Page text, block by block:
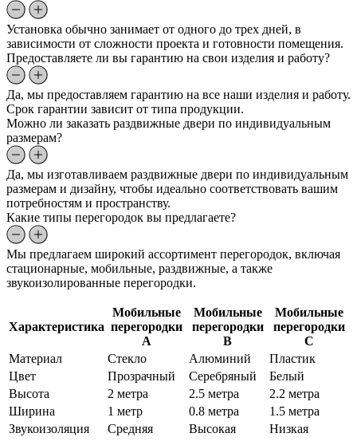
Установка обычно занимает от одного до трех дней, в
зависимости от сложности проекта и готовности помещения.
Предоставляете ли вы гарантию на свои изделия и работу?
Да, мы предоставляем гарантию на все наши изделия и работу.
Срок гарантии зависит от типа продукции.
Можно ли заказать раздвижные двери по индивидуальным
размерам?
Да, мы изготавливаем раздвижные двери по индивидуальным
размерам и дизайну, чтобы идеально соответствовать вашим
потребностям и пространству.
Какие типы перегородок вы предлагаете?
Мы предлагаем широкий ассортимент перегородок, включая
стационарные, мобильные, раздвижные, а также
звукоизолированные перегородки.
Характеристика
Мобильные
перегородки
A
Мобильные
перегородки
B
Мобильные
перегородки
C
Материал
Стекло Алюминий
Пластик
Цвет
Прозрачный Серебряный
Белый
Высота
2 метра 2.5 метра
2.2 метра
Ширина
1 метр 0.8 метра
1.5 метра
Звукоизоляция
Средняя Высокая Низкая